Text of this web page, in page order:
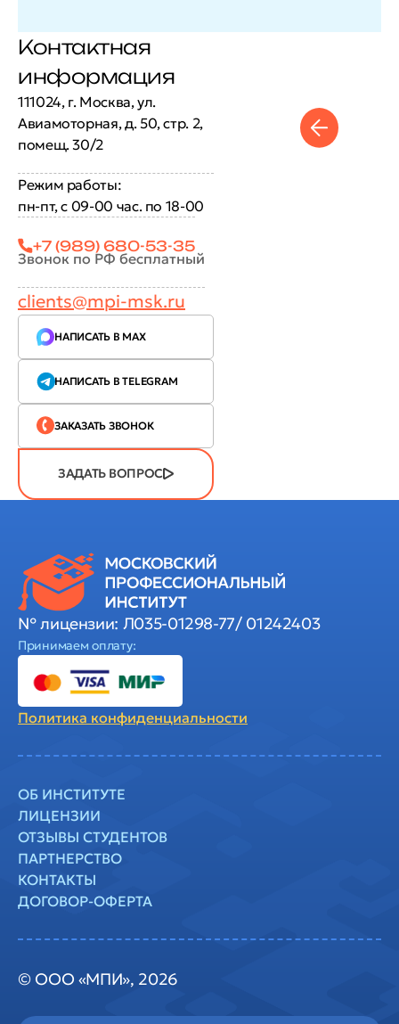
Контактная
информация
111024, г. Москва, ул.
Авиамоторная, д. 50, стр. 2,
помещ. 30/2
Режим работы:
пн-пт, с 09-00 час. по 18-00
+7 (989) 680-53-35
Звонок по РФ бесплатный
clients@mpi-msk.ru
НАПИСАТЬ В MAX
НАПИСАТЬ В TELEGRAM
ЗАКАЗАТЬ ЗВОНОК
ЗАДАТЬ ВОПРОС
№ лицензии: Л035-01298-77/ 01242403
Принимаем оплату:
Политика конфиденциальности
© ООО «МПИ», 2026
ОБ ИНСТИТУТЕ
ЛИЦЕНЗИИ
ОТЗЫВЫ СТУДЕНТОВ
ПАРТНЕРСТВО
КОНТАКТЫ
ДОГОВОР-ОФЕРТА